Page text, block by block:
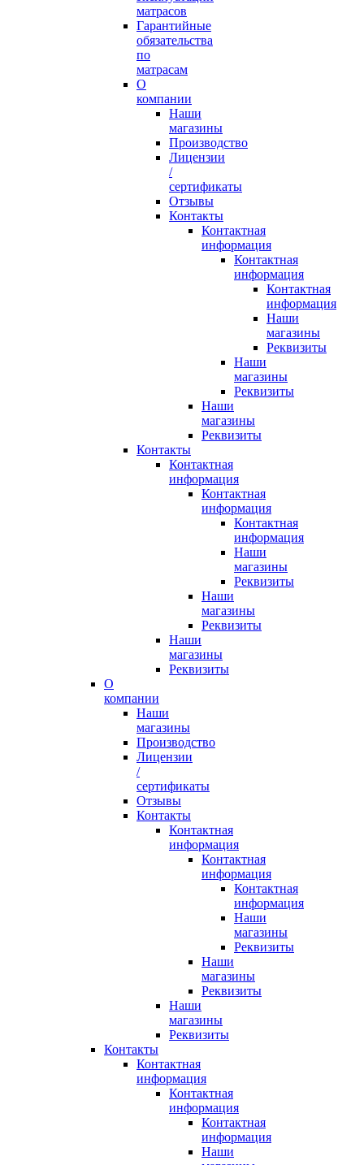
матрасов
Гарантийные
обязательства
по
матрасам
О
компании
Наши
магазины
Производство
Лицензии
/
сертификаты
Отзывы
Контакты
Контактная
информация
Контактная
информация
Контактная
информация
Наши
магазины
Реквизиты
Наши
магазины
Реквизиты
Наши
магазины
Реквизиты
Контакты
Контактная
информация
Контактная
информация
Контактная
информация
Наши
магазины
Реквизиты
Наши
магазины
Реквизиты
Наши
магазины
Реквизиты
О
компании
Наши
магазины
Производство
Лицензии
/
сертификаты
Отзывы
Контакты
Контактная
информация
Контактная
информация
Контактная
информация
Наши
магазины
Реквизиты
Наши
магазины
Реквизиты
Наши
магазины
Реквизиты
Контакты
Контактная
информация
Контактная
информация
Контактная
информация
Наши